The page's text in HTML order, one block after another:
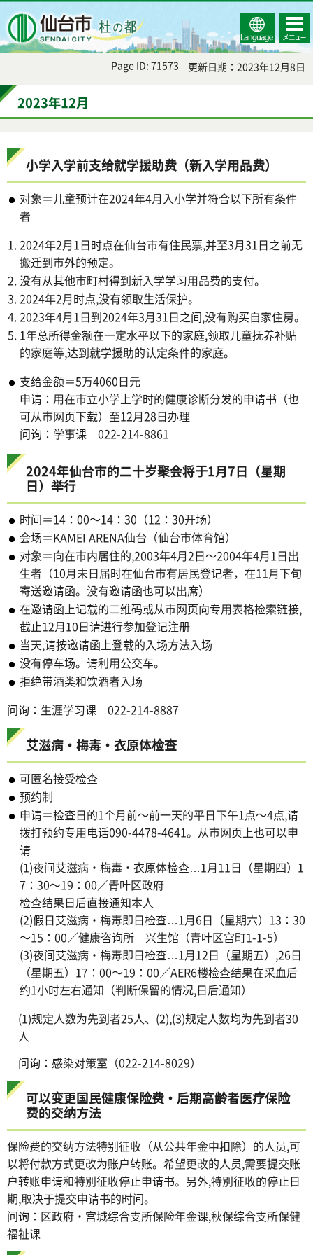
Select
Language
コンテ
ンツメ
ニュー
Page ID: 71573 更新日期：2023年12月8日
2023年12月
小学入学前支给就学援助费（新入学用品费）
对象＝儿童预计在2024年4月入小学并符合以下所有条件
者
2024年2月1日时点在仙台市有住民票,并至3月31日之前无
搬迁到市外的预定。
没有从其他市町村得到新入学学习用品费的支付。
2024年2月时点,没有领取生活保护。
2023年4月1日到2024年3月31日之间,没有购买自家住房。
1年总所得金额在一定水平以下的家庭,领取儿童抚养补贴
的家庭等,达到就学援助的认定条件的家庭。
支给金额＝5万4060日元
申请：用在市立小学上学时的健康诊断分发的申请书（也
可从市网页下载）至12月28日办理
问询：学事课 022-214-8861
2024年仙台市的二十岁聚会将于1月7日（星期
日）举行
时间＝14：00～14：30（12：30开场）
会场＝KAMEI ARENA仙台（仙台市体育馆）
对象＝向在市内居住的,2003年4月2日～2004年4月1日出
生者（10月末日届时在仙台市有居民登记者，在11月下旬
寄送邀请函。没有邀请函也可以出席）
在邀请函上记载的二维码或从市网页向专用表格检索链接,
截止12月10日请进行参加登记注册
当天,请按邀请函上登载的入场方法入场
没有停车场。请利用公交车。
拒绝带酒类和饮酒者入场
问询：生涯学习课 022-214-8887
艾滋病・梅毒・衣原体检查
可匿名接受检查
预约制
申请＝检查日的1个月前～前一天的平日下午1点～4点,请
拨打预约专用电话090-4478-4641。从市网页上也可以申
请
(1)夜间艾滋病・梅毒・衣原体检查…1月11日（星期四）1
7：30～19：00／青叶区政府
检查结果日后直接通知本人
(2)假日艾滋病・梅毒即日检查…1月6日（星期六）13：30
～15：00／健康咨询所 兴生馆（青叶区宫町1-1-5）
(3)夜间艾滋病・梅毒即日检查…1月12日（星期五）,26日
（星期五）17：00～19：00／AER6楼检查结果在采血后
约1小时左右通知（判断保留的情况,日后通知）
(1)规定人数为先到者25人、(2),(3)规定人数均为先到者30
人
问询：感染对策室（022-214-8029）
可以变更国民健康保险费・后期高龄者医疗保险
费的交纳方法
保险费的交纳方法特别征收（从公共年金中扣除）的人员,可
以将付款方式更改为账户转账。希望更改的人员,需要提交账
户转账申请和特別征收停止申请书。另外,特別征收的停止日
期,取决于提交申请书的时间。
问询：区政府・宫城综合支所保险年金课,秋保综合支所保健
福祉课